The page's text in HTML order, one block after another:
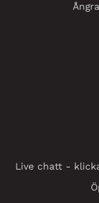
Live chatt -